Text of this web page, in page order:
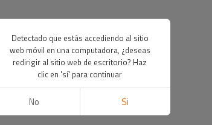
Detectado que estás accediendo al sitio
web móvil en una computadora, ¿deseas
redirigir al sitio web de escritorio? Haz
clic en 'sí' para continuar
No Si